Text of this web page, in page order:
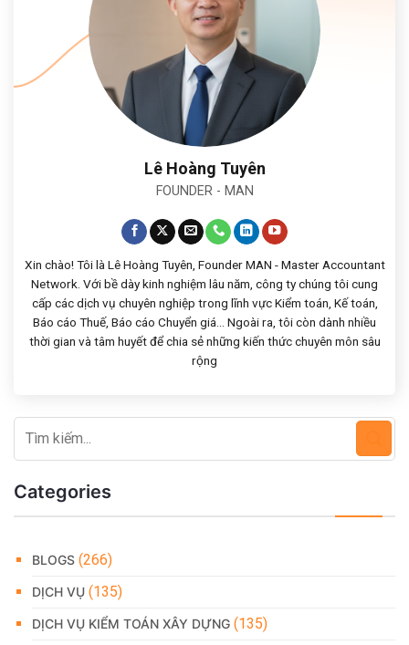
Lê Hoàng Tuyên
FOUNDER - MAN
Xin chào! Tôi là Lê Hoàng Tuyên, Founder MAN - Master Accountant
Network. Với bề dày kinh nghiệm lâu năm, công ty chúng tôi cung
cấp các dịch vụ chuyên nghiệp trong lĩnh vực Kiểm toán, Kế toán,
Báo cáo Thuế, Báo cáo Chuyển giá... Ngoài ra, tôi còn dành nhiều
thời gian và tâm huyết để chia sẻ những kiến thức chuyên môn sâu
rộng
Categories
BLOGS (266)
DỊCH VỤ (135)
DỊCH VỤ KIỂM TOÁN XÂY DỰNG (135)